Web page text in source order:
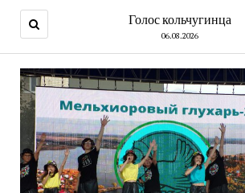
Голос кольчугинца
06.08.2026